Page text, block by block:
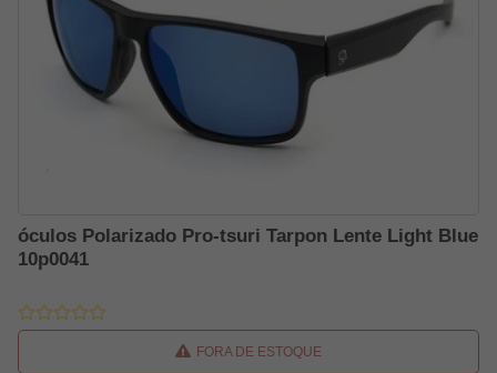
óculos Polarizado Pro-tsuri Tarpon Lente Light Blue
10p0041
FORA DE ESTOQUE